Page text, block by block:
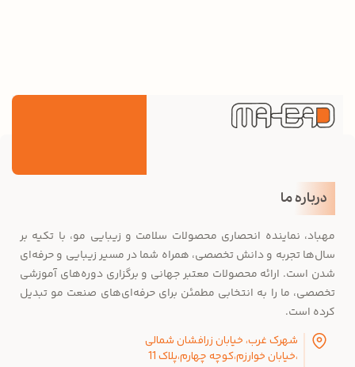
درباره ما
مهباد، نماینده انحصاری محصولات سلامت و زیبایی مو، با تکیه بر
سال‌ها تجربه و دانش تخصصی، همراه شما در مسیر زیبایی و حرفه‌ای
شدن است. ارائه محصولات معتبر جهانی و برگزاری دوره‌های آموزشی
تخصصی، ما را به انتخابی مطمئن برای حرفه‌ای‌های صنعت مو تبدیل
کرده است.
شهرک غرب، خیابان زرافشان شمالی
،خیابان خوارزم،کوچه چهارم،پلاک 11